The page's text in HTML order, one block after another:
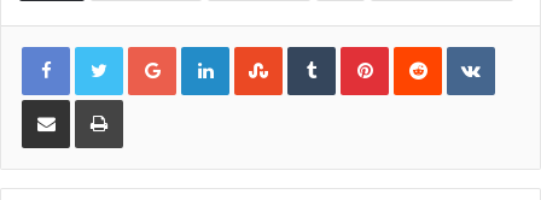
Google+LinkedinStumbleUpon
TumblrPinterestReddit
Partager par email Imprimer